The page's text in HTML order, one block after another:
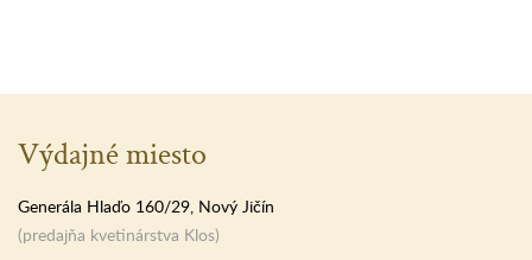
Výdajné miesto
Generála Hlaďo 160/29, Nový Jičín
(predajňa kvetinárstva Klos)